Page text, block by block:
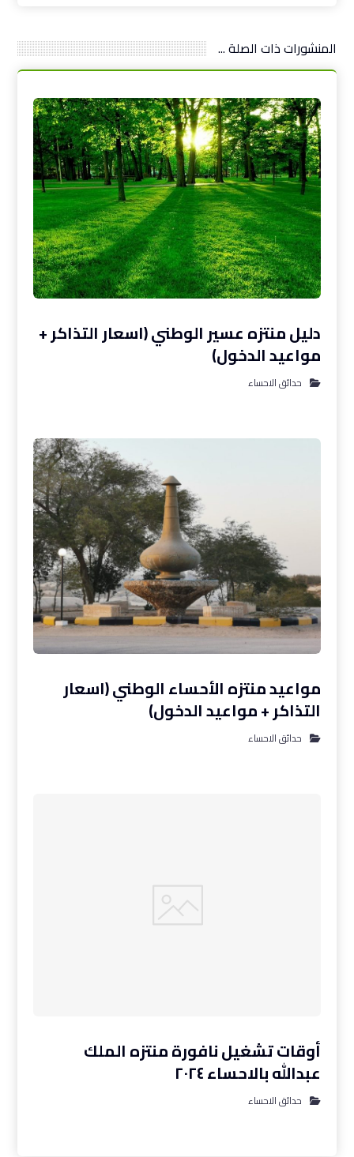
المنشورات ذات الصلة ...
دليل منتزه عسير الوطني (اسعار التذاكر +
مواعيد الدخول)
حدائق الاحساء
مواعيد منتزه الأحساء الوطني (اسعار
التذاكر + مواعيد الدخول)
حدائق الاحساء
أوقات تشغيل نافورة منتزه الملك
عبدالله بالاحساء ٢٠٢٤
حدائق الاحساء